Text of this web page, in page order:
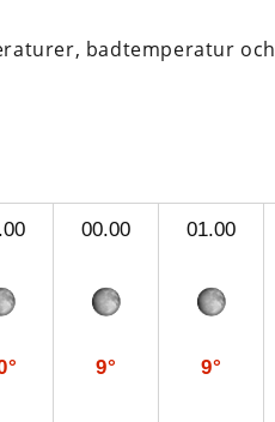
badtemperatur och
00.00
9°
01.00
9°